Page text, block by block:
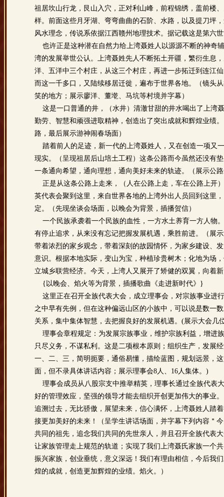
祖居坎山行龙，艮山入穴，正对利山峰，前程锦绣，盖前楼
样。前面这些月牙湖、弯弯曲曲的石阶、水路，以及提刀坪
风水理念，传说系依据江西赣州地理技术。据记载这是第六
也许正是这种潜在自然力给上湾聂姓人以源源不断的神奇
湾的发展举世公认。上湾聂姓先人不断拓土开疆，繁衍生息
洋、五洋中三个村庄，从这三个村庄，再进一步拓迁到连江
而这一千多口，又陆续移居迁徙，遍布于世界各地。（镜头
笑的地方；展示廖洋、董墘、马坑等村境并字幕）
这是一口普通的井，（水井）清澈甘甜的井水喝出了上湾
勤劳、智慧和顽强进取精神，创造出了突出成就和辉煌业绩
路，最后展示游神闹春场面）
踏着前人的足迹，新一代的上湾聂姓人，又在创造一项又
现实。（呈现祖居后山培土工程）这条公路而今虽然还没有
一条通向希望，通向理想，通向美好未来的轨迹。（展示公
正是从这条公路上走来，（人在公路上走，车在公路上开
英代表会聚到这里，来自世界各地的上湾外出人员回到这里
定。（先现坐谈会场面，以晚会为背景，插播贺信）
一个民族承袭着一个民族的血性，一方水土养育一方人物
有停止追求，从来没有忘记把握发展机遇，乘胜前进。（展
带着浓烈的家乡观念，带着深刻的故园情怀，为家乡建设、
意识。根据本地实际，变山为宝，种植珍贵树木；化地为场
立城乡联营经济。今天，上湾人又展开了矫健的双翼，向着
{以晚会、焰火等为背景，插播歌曲《走进新时代》}
这里正在召开全族代表大会，成立理事会，对宗族事业进
之中早有先例，但在这种偏远山区的小族中，可以说是数一
关系，集中集体智慧，去把握良好的发展机遇。(展示大会几
理事会章程规定：为发展宗族事业，维护宗族利益，增进
只尽义务，不谋私利。这是二项根本原则；组织生产，发展
一、二、三，简明扼要，通俗易懂，描绘蓝图，规划远景，
面，但不录具体讲话内容；展示理事会8人、16人集体。)
理事会成员从八股宗支中推举精英，理事长通过全族代表
好的管理效应，坚强的领导才能去组织开创更加伟大的事业
追溯过去，无比骄傲，展望未来，信心满怀，上湾聂姓人踏
接更加美好的未来！（呈学生讲话场面，并字幕下列内容＂
共同的祖先，追念我们共同的先世亲人，并且召开全族代表
让家族管理走上规范的轨道；实现了我们上湾聂氏家族一个
振兴家族，创业垂统，意义深远！我们有理由相信，今后我
煌的成就，创造更加辉煌的业绩。焰火。）